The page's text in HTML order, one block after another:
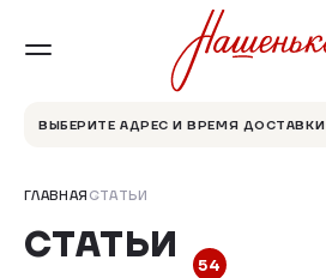
ВЫБЕРИТЕ АДРЕС И ВРЕМЯ ДОСТАВКИ
ГЛАВНАЯ СТАТЬИ
СТАТЬИ 54